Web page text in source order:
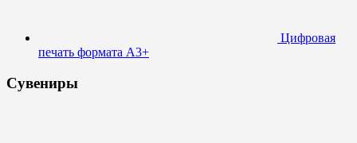
Цифровая
печать формата А3+
Сувениры